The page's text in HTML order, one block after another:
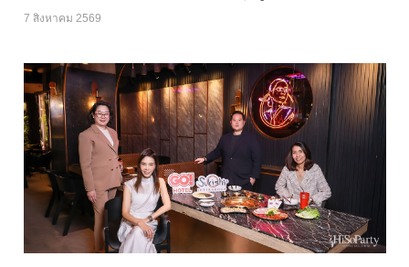
7 สิงหาคม 2569